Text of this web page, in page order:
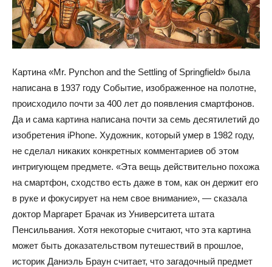
Картина «Mr. Pynchon and the Settling of Springfield» была
написана в 1937 году Событие, изображенное на полотне,
происходило почти за 400 лет до появления смартфонов.
Да и сама картина написана почти за семь десятилетий до
изобретения iPhone. Художник, который умер в 1982 году,
не сделал никаких конкретных комментариев об этом
интригующем предмете. «Эта вещь действительно похожа
на смартфон, сходство есть даже в том, как он держит его
в руке и фокусирует на нем свое внимание», — сказала
доктор Маргарет Брачак из Университета штата
Пенсильвания. Хотя некоторые считают, что эта картина
может быть доказательством путешествий в прошлое,
историк Даниэль Браун считает, что загадочный предмет